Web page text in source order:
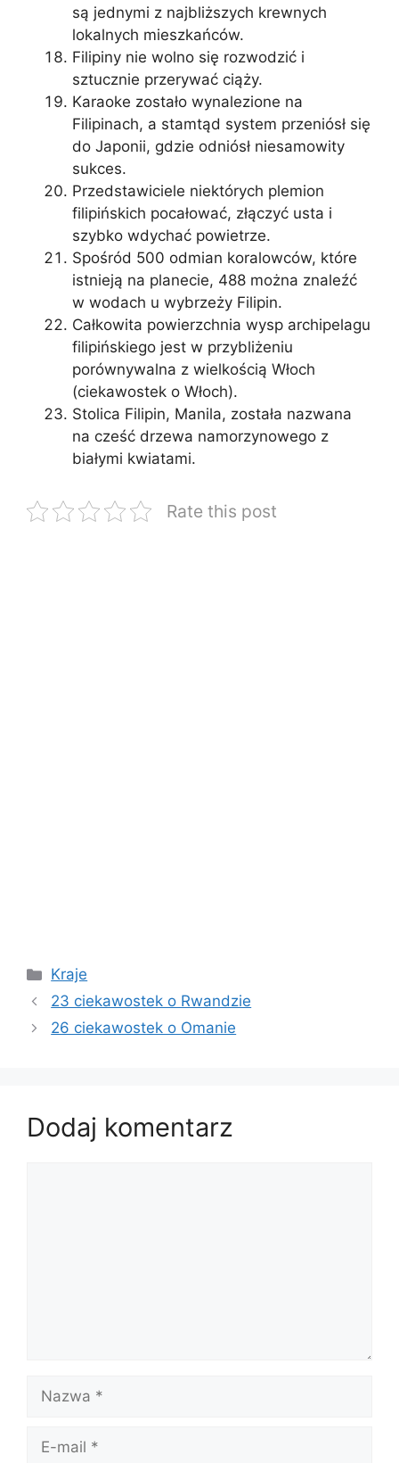
są jednymi z najbliższych krewnych
lokalnych mieszkańców.
Filipiny nie wolno się rozwodzić i
sztucznie przerywać ciąży.
Karaoke zostało wynalezione na
Filipinach, a stamtąd system przeniósł się
do Japonii, gdzie odniósł niesamowity
sukces.
Przedstawiciele niektórych plemion
filipińskich pocałować, złączyć usta i
szybko wdychać powietrze.
Spośród 500 odmian koralowców, które
istnieją na planecie, 488 można znaleźć
w wodach u wybrzeży Filipin.
Całkowita powierzchnia wysp archipelagu
filipińskiego jest w przybliżeniu
porównywalna z wielkością Włoch
(ciekawostek o Włoch).
Stolica Filipin, Manila, została nazwana
na cześć drzewa namorzynowego z
białymi kwiatami.
Rate this post
Kategorie
Kraje
23 ciekawostek o Rwandzie
26 ciekawostek o Omanie
Dodaj komentarz
Nazwa